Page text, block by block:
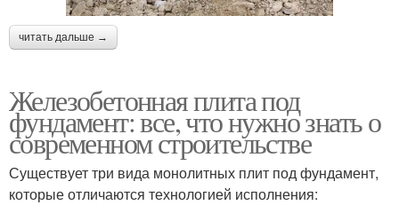
читать дальше →
Железобетонная плита под
фундамент: все, что нужно знать о
современном строительстве
Существует три вида монолитных плит под фундамент,
которые отличаются технологией исполнения: